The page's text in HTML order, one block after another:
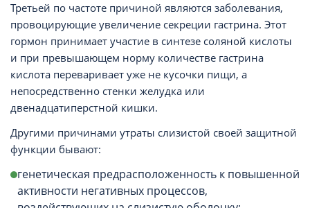
Третьей по частоте причиной являются заболевания,
провоцирующие увеличение секреции гастрина. Этот
гормон принимает участие в синтезе соляной кислоты
и при превышающем норму количестве гастрина
кислота переваривает уже не кусочки пищи, а
непосредственно стенки желудка или
двенадцатиперстной кишки.
Другими причинами утраты слизистой своей защитной
функции бывают:
генетическая предрасположенность к повышенной
активности негативных процессов,